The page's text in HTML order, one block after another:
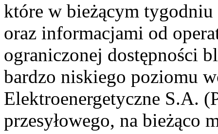
które w bieżącym tygodniu
oraz informacjami od
ograniczonej dostępności
bardzo niskiego poziomu
Elektroenergetyczne S.A.
przesyłowego, na bieżąco